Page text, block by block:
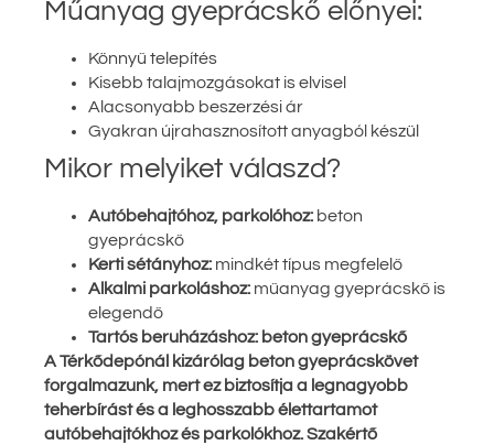
Műanyag gyeprácskő előnyei:
Könnyű telepítés
Kisebb talajmozgásokat is elvisel
Alacsonyabb beszerzési ár
Gyakran újrahasznosított anyagból készül
Mikor melyiket válaszd?
Autóbehajtóhoz, parkolóhoz: beton
gyeprácskő
Kerti sétányhoz: mindkét típus megfelelő
Alkalmi parkoláshoz: műanyag gyeprácskő is
elegendő
Tartós beruházáshoz: beton gyeprácskő
A Térkődepónál kizárólag beton gyeprácskövet
forgalmazunk, mert ez biztosítja a legnagyobb
teherbírást és a leghosszabb élettartamot
autóbehajtókhoz és parkolókhoz. Szakértő